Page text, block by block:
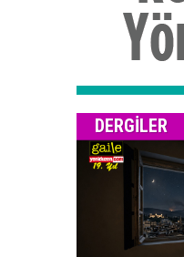
DERGILER